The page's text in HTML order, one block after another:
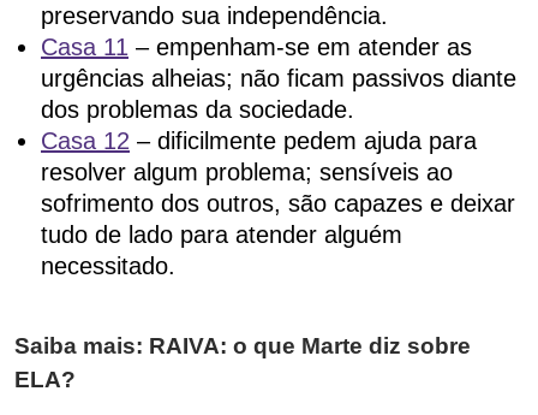
preservando sua independência.
Casa 11 – empenham-se em atender as
urgências alheias; não ficam passivos diante
dos problemas da sociedade.
Casa 12 – dificilmente pedem ajuda para
resolver algum problema; sensíveis ao
sofrimento dos outros, são capazes e deixar
tudo de lado para atender alguém
necessitado.
Saiba mais: RAIVA: o que Marte diz sobre
ELA?